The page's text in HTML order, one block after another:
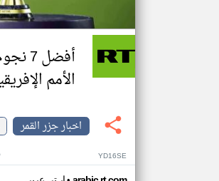
الأمم الإفريقية
اخبار جزر القمر
YD16SE